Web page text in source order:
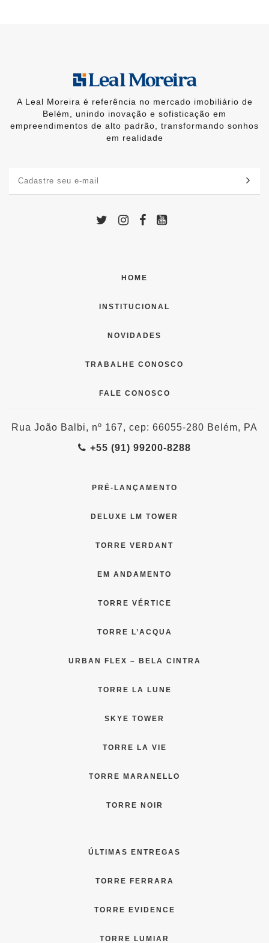
A Leal Moreira é referência no mercado imobiliário de
Belém, unindo inovação e sofisticação em
empreendimentos de alto padrão, transformando sonhos
em realidade
HOME
INSTITUCIONAL
NOVIDADES
TRABALHE CONOSCO
FALE CONOSCO
Rua João Balbi, nº 167, cep: 66055-280 Belém, PA
+55 (91) 99200-8288
PRÉ-LANÇAMENTO
DELUXE LM TOWER
TORRE VERDANT
EM ANDAMENTO
TORRE VÉRTICE
TORRE L’ACQUA
URBAN FLEX – BELA CINTRA
TORRE LA LUNE
SKYE TOWER
TORRE LA VIE
TORRE MARANELLO
TORRE NOIR
ÚLTIMAS ENTREGAS
TORRE FERRARA
TORRE EVIDENCE
TORRE LUMIAR